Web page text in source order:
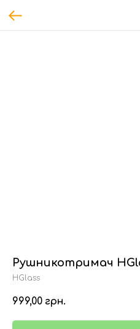
Рушникотримач
HGlass
999,00 грн.